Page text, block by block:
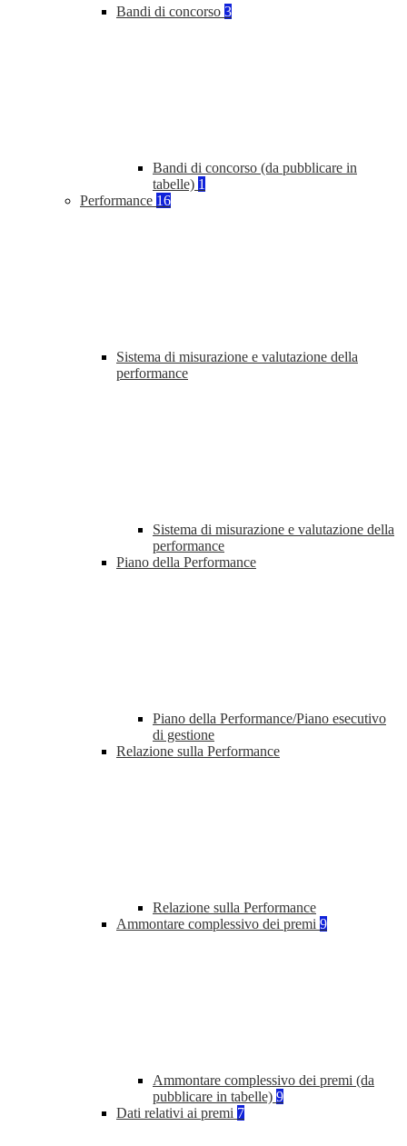
Bandi di concorso 3
Bandi di concorso (da pubblicare in
tabelle) 1
Performance 16
Sistema di misurazione e valutazione della
performance
Sistema di misurazione e valutazione della
performance
Piano della Performance
Piano della Performance/Piano esecutivo
di gestione
Relazione sulla Performance
Relazione sulla Performance
Ammontare complessivo dei premi 9
Ammontare complessivo dei premi (da
pubblicare in tabelle) 9
Dati relativi ai premi 7